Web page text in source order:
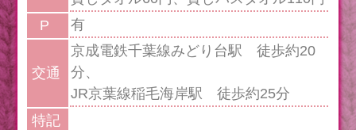
P
有
交通
京成電鉄千葉線みどり台駅 徒歩約20
分、
JR京葉線稲毛海岸駅 徒歩約25分
特記